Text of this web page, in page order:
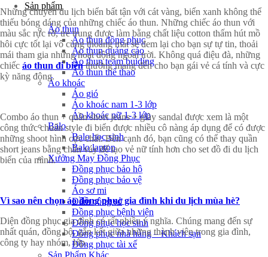
Sản phẩm
Áo thun
Áo thun đồng phục
Áo thun quảng cáo
Áo thun team buiding
Áo thun thể thao
Áo khoác
Áo gió
Áo khoác nam 1-3 lớp
Áo khoác nữ 1-3 lớp
Balo
Balo học sinh
Balo laptop
Xưởng May Đồng Phục
Đồng phục bảo hộ
Đồng phục bảo vệ
Áo sơ mi
Đầm công sở
Đồng phục bệnh viện
Đồng phục học sinh
Đồng phục nhà hàng – Khách sạn
Đồng phục tài xế
Sản Phẩm Khác
Những chuyến du lịch biển bất tận với cát vàng, biển xanh không thể
thiếu bóng dáng của những chiếc áo thun. Những chiếc áo thun với
màu sắc rực rỡ, trẻ trung được làm bằng chất liệu cotton thấm hút mồ
hôi cực tốt lại vô cùng thoáng mát sẽ đem lại cho bạn sự tự tin, thoải
mái tham gia những hoạt động ngoài trời. Không quá điệu đà, những
chiếc áo thun đi biểnthường mang đến cho bạn gái vẻ cá tính và cực
kỳ năng động.
Combo áo thun + quần short jeans + giày sandal được xem là một
công thức chuẩn style đi biển được nhiều cô nàng áp dụng để có được
những shoot hình cực chất. Bên cạnh đó, bạn cũng có thể thay quần
short jeans bằng chân váy để tạo vẻ nữ tính hơn cho set đồ đi du lịch
biển của mình.
Vì sao nên chọn áo đồng phục gia đình khi du lịch mùa hè?
Diện đồng phục gia đình có rất nhiều ý nghĩa. Chúng mang đến sự
nhất quán, đồng bộ, gắn kết giữa những thành viên trong gia đình,
công ty hay nhóm, lớp.